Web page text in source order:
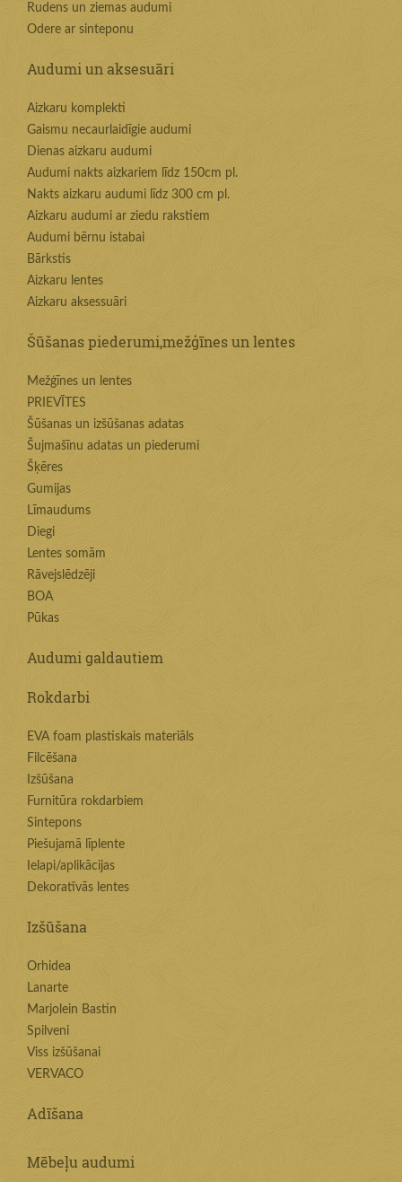
Rudens un ziemas audumi
Odere ar sinteponu
Audumi un aksesuāri
Aizkaru komplekti
Gaismu necaurlaidīgie audumi
Dienas aizkaru audumi
Audumi nakts aizkariem līdz 150cm pl.
Nakts aizkaru audumi līdz 300 cm pl.
Aizkaru audumi ar ziedu rakstiem
Audumi bērnu istabai
Bārkstis
Aizkaru lentes
Aizkaru aksessuāri
Šūšanas piederumi,mežģīnes un lentes
Mežģīnes un lentes
PRIEVĪTES
Šūšanas un izšūšanas adatas
Šujmašīnu adatas un piederumi
Šķēres
Gumijas
Līmaudums
Diegi
Lentes somām
Rāvejslēdzēji
BOA
Pūkas
Audumi galdautiem
Rokdarbi
EVA foam plastiskais materiāls
Filcēšana
Izšūšana
Furnitūra rokdarbiem
Sintepons
Piešujamā līplente
Ielapi/aplikācijas
Dekoratīvās lentes
Izšūšana
Orhidea
Lanarte
Marjolein Bastin
Spilveni
Viss izšūšanai
VERVACO
Adīšana
Mēbeļu audumi